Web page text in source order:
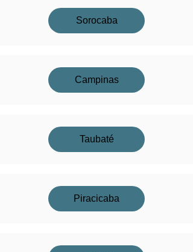
Sorocaba
Campinas
Taubaté
Piracicaba